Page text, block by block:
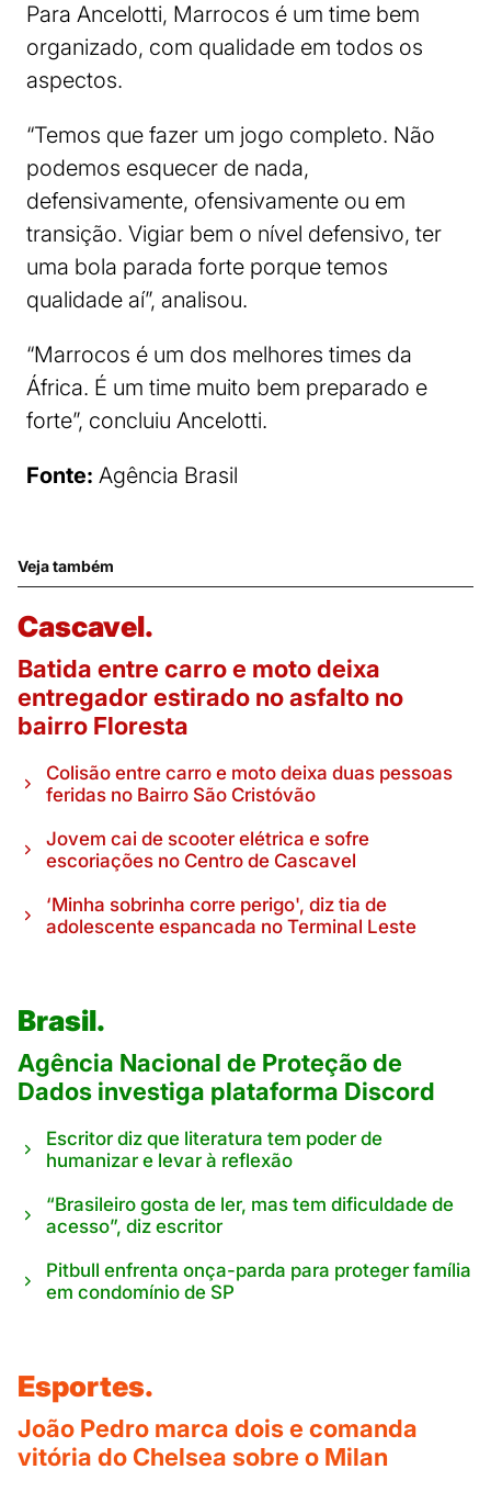
Para Ancelotti, Marrocos é um time bem
organizado, com qualidade em todos os
aspectos.
“Temos que fazer um jogo completo. Não
podemos esquecer de nada,
defensivamente, ofensivamente ou em
transição. Vigiar bem o nível defensivo, ter
uma bola parada forte porque temos
qualidade aí”, analisou.
“Marrocos é um dos melhores times da
África. É um time muito bem preparado e
forte”, concluiu Ancelotti.
Fonte: Agência Brasil
Veja também
Cascavel.
Batida entre carro e moto deixa
entregador estirado no asfalto no
bairro Floresta
Colisão entre carro e moto deixa duas pessoas
feridas no Bairro São Cristóvão
Jovem cai de scooter elétrica e sofre
escoriações no Centro de Cascavel
‘Minha sobrinha corre perigo', diz tia de
adolescente espancada no Terminal Leste
Brasil.
Agência Nacional de Proteção de
Dados investiga plataforma Discord
Escritor diz que literatura tem poder de
humanizar e levar à reflexão
“Brasileiro gosta de ler, mas tem dificuldade de
acesso”, diz escritor
Pitbull enfrenta onça-parda para proteger família
em condomínio de SP
Esportes.
João Pedro marca dois e comanda
vitória do Chelsea sobre o Milan